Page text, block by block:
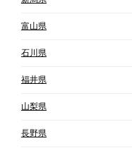
富山県
石川県
福井県
山梨県
長野県